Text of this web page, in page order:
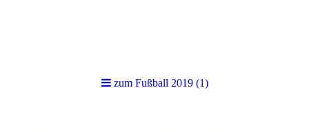
zum Fußball 2019 (1)
zum Fußball 2019 (1)